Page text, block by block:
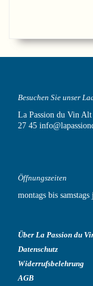
Besuchen Sie unser
La Passion du Vin Alt
27 45
Öffnungszeiten
montags bis
Über La Passion du
Datenschutz
Widerrufsbelehrung
AGB